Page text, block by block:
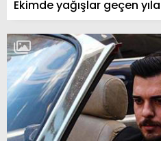
Ekimde yağışlar geçen